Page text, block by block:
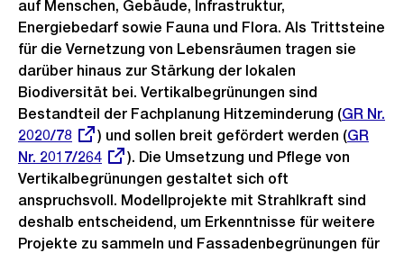
auf Menschen, Gebäude, Infrastruktur,
Energiebedarf sowie Fauna und Flora. Als Trittsteine
für die Vernetzung von Lebensräumen tragen sie
darüber hinaus zur Stärkung der lokalen
Biodiversität bei. Vertikalbegrünungen sind
Bestandteil der Fachplanung Hitzeminderung (Externer
Link:
GR Nr.
2020/78
) und sollen breit gefördert werden (
Link:
GR
Nr. 2017/264
). Die Umsetzung und Pflege von
Vertikalbegrünungen gestaltet sich oft
anspruchsvoll. Modellprojekte mit Strahlkraft sind
deshalb entscheidend, um Erkenntnisse für weitere
Projekte zu sammeln und Fassadenbegrünungen für